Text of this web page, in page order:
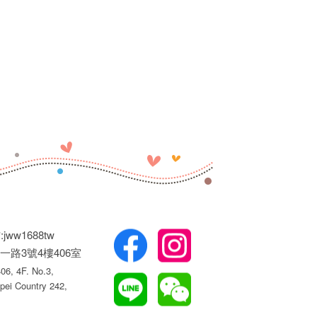
路3號4樓406室
4F. No.3,
Country 242,